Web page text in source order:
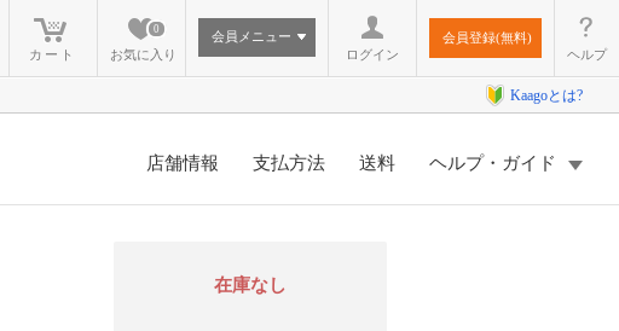
カート
お気に入り
0
会員メニュー
ログイン
会員登録(無料)
ヘルプ
Kaagoとは?
店舗情報 支払方法 送料 ヘルプ・ガイド
在庫なし